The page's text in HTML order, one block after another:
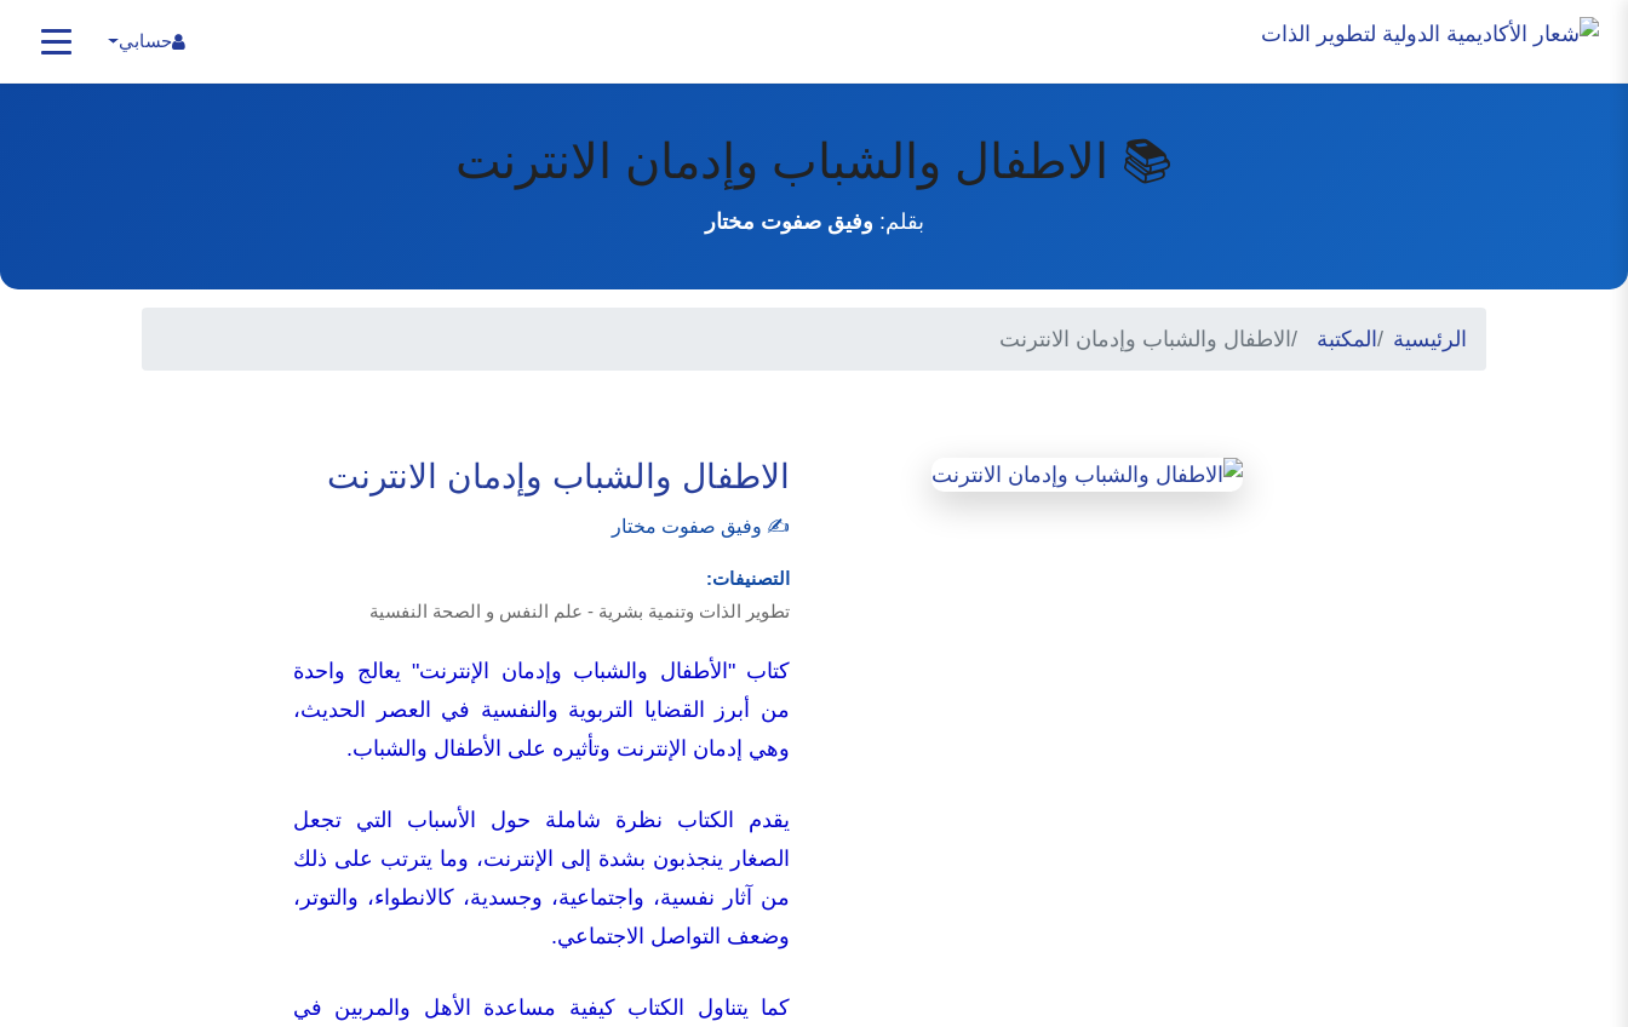
حسابي
📚 الاطفال والشباب وإدمان الانترنت
بقلم: وفيق صفوت مختار
الرئيسية المكتبة الاطفال والشباب وإدمان الانترنت
الاطفال والشباب وإدمان الانترنت
✍️ وفيق صفوت مختار
التصنيفات:
تطوير الذات وتنمية بشرية - علم النفس و الصحة النفسية
كتاب "الأطفال والشباب وإدمان الإنترنت" يعالج واحدة
من أبرز القضايا التربوية والنفسية في العصر الحديث،
وهي إدمان الإنترنت وتأثيره على الأطفال والشباب.
يقدم الكتاب نظرة شاملة حول الأسباب التي تجعل
الصغار ينجذبون بشدة إلى الإنترنت، وما يترتب على ذلك
من آثار نفسية، واجتماعية، وجسدية، كالانطواء، والتوتر،
وضعف التواصل الاجتماعي.
كما يتناول الكتاب كيفية مساعدة الأهل والمربين في